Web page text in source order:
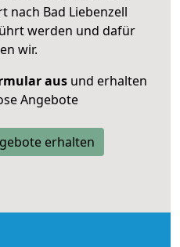
nach Bad Liebenzell
werden und dafür
wir.
ausund erhalten
Angebote
erhalten